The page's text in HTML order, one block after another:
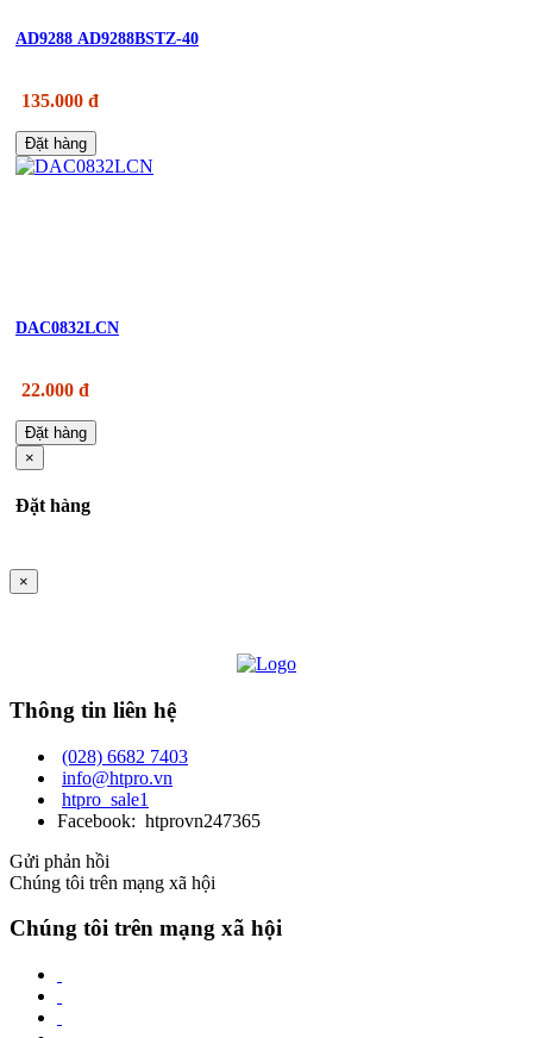
AD9288 AD9288BSTZ-40
135.000 đ
Đặt hàng
DAC0832LCN
22.000 đ
Đặt hàng
×
Đặt hàng
×
Thông tin liên hệ
(028) 6682 7403
info@htpro.vn
htpro_sale1
Facebook: htprovn247365
Gửi phản hồi
Chúng tôi trên mạng xã hội
Chúng tôi trên mạng xã hội